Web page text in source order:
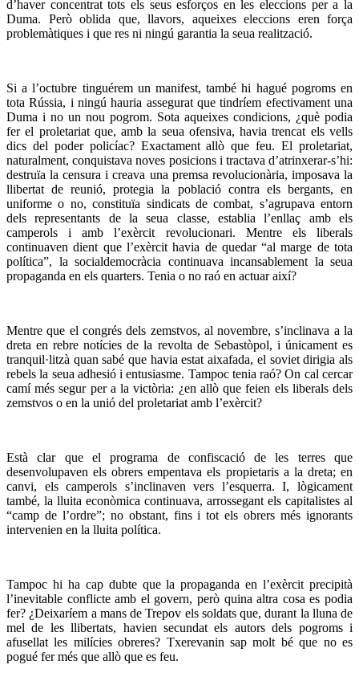
d’haver concentrat tots els seus esforços en les eleccions per a la
Duma. Però oblida que, llavors, aqueixes eleccions eren força
problemàtiques i que res ni ningú garantia la seua realització.
Si a l’octubre tinguérem un manifest, també hi hagué pogroms en
tota Rússia, i ningú hauria assegurat que tindríem efectivament una
Duma i no un nou pogrom. Sota aqueixes condicions, ¿què podia
fer el proletariat que, amb la seua ofensiva, havia trencat els vells
dics del poder policíac? Exactament allò que feu. El proletariat,
naturalment, conquistava noves posicions i tractava d’atrinxerar-s’hi:
destruïa la censura i creava una premsa revolucionària, imposava la
llibertat de reunió, protegia la població contra els bergants, en
uniforme o no, constituïa sindicats de combat, s’agrupava entorn
dels representants de la seua classe, establia l’enllaç amb els
camperols i amb l’exèrcit revolucionari. Mentre els liberals
continuaven dient que l’exèrcit havia de quedar “al marge de tota
política”, la socialdemocràcia continuava incansablement la seua
propaganda en els quarters. Tenia o no raó en actuar així?
Mentre que el congrés dels zemstvos, al novembre, s’inclinava a la
dreta en rebre notícies de la revolta de Sebastòpol, i únicament es
tranquil·litzà quan sabé que havia estat aixafada, el soviet dirigia als
rebels la seua adhesió i entusiasme. Tampoc tenia raó? On cal cercar
camí més segur per a la victòria: ¿en allò que feien els liberals dels
zemstvos o en la unió del proletariat amb l’exèrcit?
Està clar que el programa de confiscació de les terres que
desenvolupaven els obrers empentava els propietaris a la dreta; en
canvi, els camperols s’inclinaven vers l’esquerra. I, lògicament
també, la lluita econòmica continuava, arrossegant els capitalistes al
“camp de l’ordre”; no obstant, fins i tot els obrers més ignorants
intervenien en la lluita política.
Tampoc hi ha cap dubte que la propaganda en l’exèrcit precipità
l’inevitable conflicte amb el govern, però quina altra cosa es podia
fer? ¿Deixaríem a mans de Trepov els soldats que, durant la lluna de
mel de les llibertats, havien secundat els autors dels pogroms i
afusellat les milícies obreres? Txerevanin sap molt bé que no es
pogué fer més que allò que es feu.